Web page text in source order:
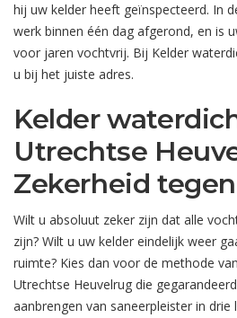
hij uw kelder heeft geïnspecteerd. In
werk binnen één dag afgerond, en is
voor jaren vochtvrij. Bij Kelder
u bij het juiste adres.
Kelder
Utrechtse
Zekerheid
Wilt u absoluut zeker zijn dat alle
zijn? Wilt u uw kelder eindelijk weer
ruimte? Kies dan voor de methode
Utrechtse Heuvelrug die
aanbrengen van saneerpleister in drie